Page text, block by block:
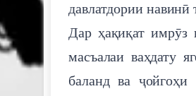
давлатдории
Дар ҳақиқат
масъалаи ваҳдату
баланд ва